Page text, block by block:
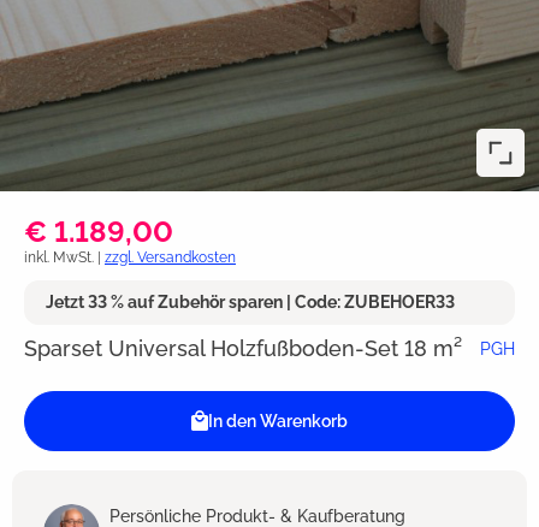
€ 1.189,00
inkl. MwSt. | zzgl. Versandkosten
Jetzt 33 % auf Zubehör sparen | Code: ZUBEHOER33
Sparset Universal Holzfußboden-Set 18 m² PGH
In den Warenkorb
Persönliche Produkt- & Kaufberatung